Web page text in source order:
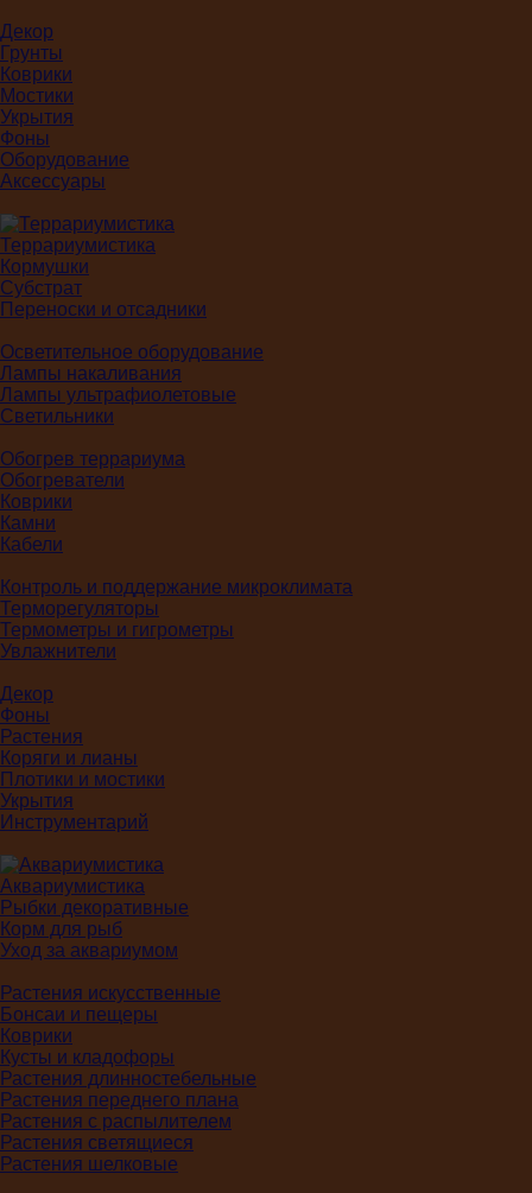
Декор
Грунты
Коврики
Мостики
Укрытия
Фоны
Оборудование
Аксессуары
Террариумистика
Кормушки
Субстрат
Переноски и отсадники
Осветительное оборудование
Лампы накаливания
Лампы ультрафиолетовые
Светильники
Обогрев террариума
Обогреватели
Коврики
Камни
Кабели
Контроль и поддержание микроклимата
Терморегуляторы
Термометры и гигрометры
Увлажнители
Декор
Фоны
Растения
Коряги и лианы
Плотики и мостики
Укрытия
Инструментарий
Аквариумистика
Рыбки декоративные
Корм для рыб
Уход за аквариумом
Растения искусственные
Бонсаи и пещеры
Коврики
Кусты и кладофоры
Растения длинностебельные
Растения переднего плана
Растения с распылителем
Растения светящиеся
Растения шелковые